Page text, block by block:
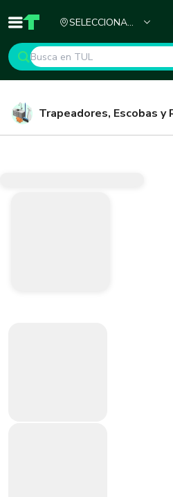
Inicio TUL - Tu Marketplace de
SELECCIONA
Trapeadores, Escobas y